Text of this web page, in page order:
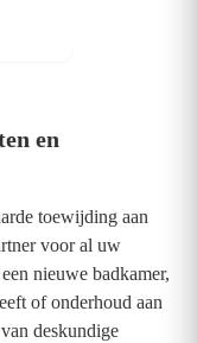
en
toewijding aan
voor al uw
nieuwe badkamer,
of onderhoud aan
deskundige